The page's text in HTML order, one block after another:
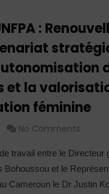
:
et la
féminine
No Comments
travail entre le Directeur
Bohoussou et le
Cameroun le Dr Justin